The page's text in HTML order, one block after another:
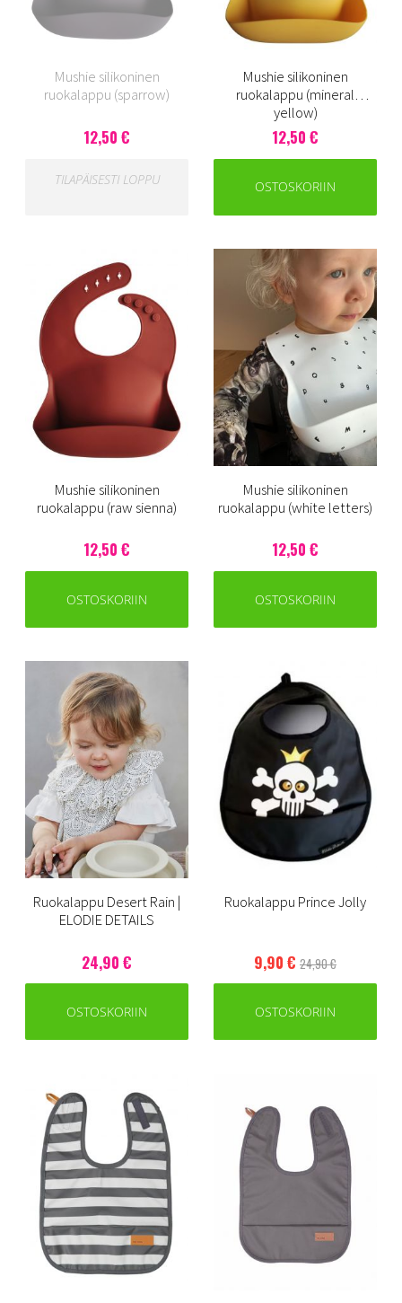
Mushie silikoninen
ruokalappu (sparrow)
12,50 €
TILAPÄISESTI LOPPU
Mushie silikoninen
ruokalappu (mineral
yellow)
12,50 €
OSTOSKORIIN
Mushie silikoninen
ruokalappu (raw sienna)
12,50 €
OSTOSKORIIN
Mushie silikoninen
ruokalappu (white letters)
12,50 €
OSTOSKORIIN
Ruokalappu Desert Rain |
ELODIE DETAILS
24,90 €
OSTOSKORIIN
Ruokalappu Prince Jolly
9,90 € 24,90 €
OSTOSKORIIN